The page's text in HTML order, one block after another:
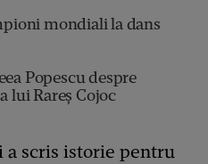
mondiali la dans
Popescu despre
lui Rareș Cojoc
a scris istorie pentru